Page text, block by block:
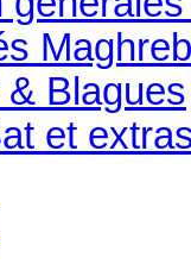
Blagues
et